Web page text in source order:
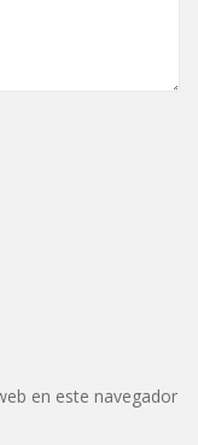
en este navegador